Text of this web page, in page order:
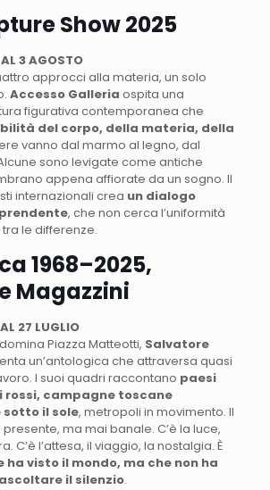
Show 2025
3 AGOSTO
approcci alla materia, un solo
Accesso Galleria ospita una
figurativa contemporanea che
del corpo, della materia, della
vanno dal marmo al legno, dal
sono levigate come antiche
appena affiorate da un sogno. Il
internazionali crea un dialogo
, che non cerca l’uniformità
le differenze.
1968–2025,
Magazzini
27 LUGLIO
Piazza Matteotti, Salvatore
un’antologica che attraversa quasi
I suoi quadri raccontano paesi
rossi, campagne toscane
il sole, metropoli in movimento. Il
ma mai banale. C’è la luce,
C’è l’attesa, il viaggio, la nostalgia. È
visto il mondo, ma che non ha
il silenzio.